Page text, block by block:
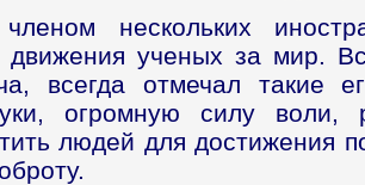
нескольких
движения ученых за мир.
всегда отмечал такие
огромную силу воли,
людей для достижения